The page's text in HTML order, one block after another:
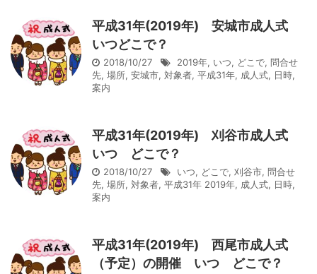
平成31年(2019年) 安城市成人式
いつどこで？
2018/10/27 2019年, いつ, どこで, 問合せ
先, 場所, 安城市, 対象者, 平成31年, 成人式, 日時,
案内
平成31年(2019年) 刈谷市成人式
いつ どこで？
2018/10/27 いつ, どこで, 刈谷市, 問合せ
先, 場所, 対象者, 平成31年 2019年, 成人式, 日時,
案内
平成31年(2019年) 西尾市成人式
（予定）の開催 いつ どこで？